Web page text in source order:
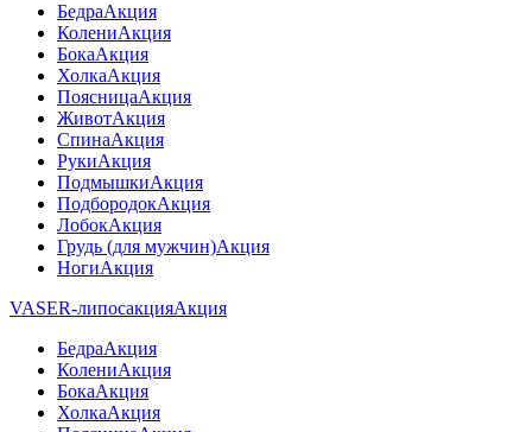
БедраАкция
КолениАкция
БокаАкция
ХолкаАкция
ПоясницаАкция
ЖивотАкция
СпинаАкция
РукиАкция
ПодмышкиАкция
ПодбородокАкция
ЛобокАкция
Грудь (для мужчин)Акция
НогиАкция
VASER-липосакцияАкция
БедраАкция
КолениАкция
БокаАкция
ХолкаАкция